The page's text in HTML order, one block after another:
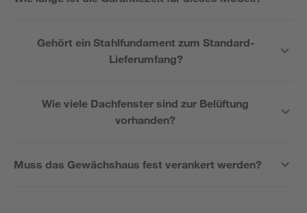
Gehört ein Stahlfundament zum Standard-
Lieferumfang?
Wie viele Dachfenster sind zur Belüftung
vorhanden?
Muss das Gewächshaus fest verankert werden?